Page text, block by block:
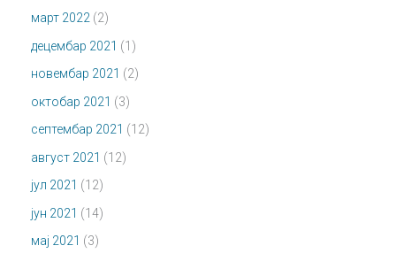
март 2022 (2)
децембар 2021 (1)
новембар 2021 (2)
октобар 2021 (3)
септембар 2021 (12)
август 2021 (12)
јул 2021 (12)
јун 2021 (14)
мај 2021 (3)